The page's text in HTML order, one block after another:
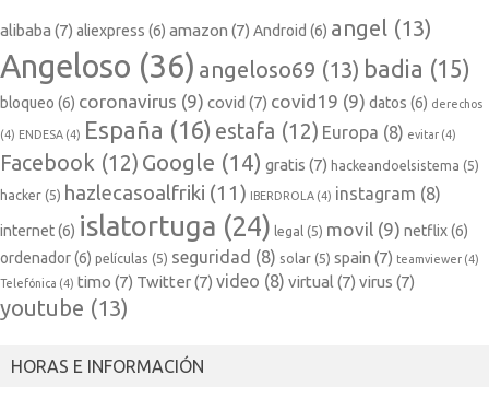
alibaba (7) aliexpress (6) amazon (7) Android (6) angel (13)
Angeloso (36) angeloso69 (13) badia (15)
bloqueo (6) coronavirus (9) covid (7) covid19 (9) datos (6) derechos
(4) ENDESA (4) España (16) estafa (12) Europa (8) evitar (4)
Facebook (12) Google (14) gratis (7) hackeandoelsistema (5)
hacker (5) hazlecasoalfriki (11) IBERDROLA (4) instagram (8)
internet(6) islatortuga (24) legal (5) movil (9) netflix(6)
ordenador(6) películas (5) seguridad (8) solar (5) spain (7) teamviewer (4)
Telefónica (4) timo (7) Twitter(7) video (8) virtual (7) virus (7)
youtube (13)
HORAS E INFORMACIÓN